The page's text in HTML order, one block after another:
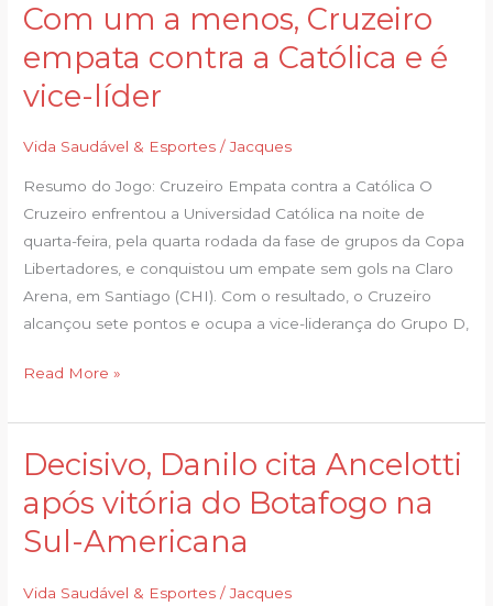
Com um a menos, Cruzeiro
empata contra a Católica e é
vice-líder
Vida Saudável & Esportes /Jacques
Resumo do Jogo: Cruzeiro Empata contra a Católica O
Cruzeiro enfrentou a Universidad Católica na noite de
quarta-feira, pela quarta rodada da fase de grupos da Copa
Libertadores, e conquistou um empate sem gols na Claro
Arena, em Santiago (CHI). Com o resultado, o Cruzeiro
alcançou sete pontos e ocupa a vice-liderança do Grupo D,
Com
a
menos,
empata
Católica
vice-
Read More »
Decisivo, Danilo cita Ancelotti
após vitória do Botafogo na
Sul-Americana
Vida Saudável & Esportes /Jacques
Decisivo,
cita
Ancelotti
vitória